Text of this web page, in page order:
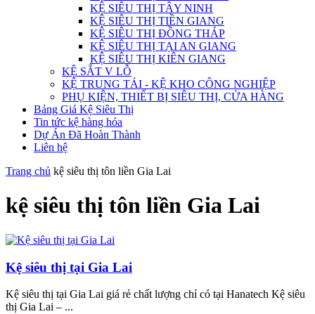
KỆ SIÊU THỊ TÂY NINH
KỆ SIÊU THỊ TIỀN GIANG
KỆ SIÊU THỊ ĐỒNG THÁP
KỆ SIÊU THỊ TẠI AN GIANG
KỆ SIÊU THỊ KIÊN GIANG
KỆ SẮT V LỖ
KỆ TRUNG TẢI - KỆ KHO CÔNG NGHIỆP
PHỤ KIỆN, THIẾT BỊ SIÊU THỊ, CỬA HÀNG
Bảng Giá Kệ Siêu Thị
Tin tức kệ hàng hóa
Dự Án Đã Hoàn Thành
Liên hệ
Trang chủ kệ siêu thị tôn liền Gia Lai
kệ siêu thị tôn liền Gia Lai
Kệ siêu thị tại Gia Lai
Kệ siêu thị tại Gia Lai giá rẻ chất lượng chỉ có tại Hanatech Kệ siêu
thị Gia Lai – ...